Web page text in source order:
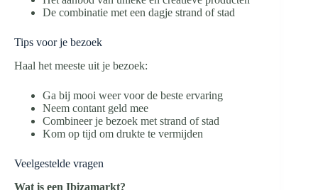
De combinatie met een dagje strand of stad
Tips voor je bezoek
Haal het meeste uit je bezoek:
Ga bij mooi weer voor de beste ervaring
Neem contant geld mee
Combineer je bezoek met strand of stad
Kom op tijd om drukte te vermijden
Veelgestelde vragen
Wat is een Ibizamarkt?